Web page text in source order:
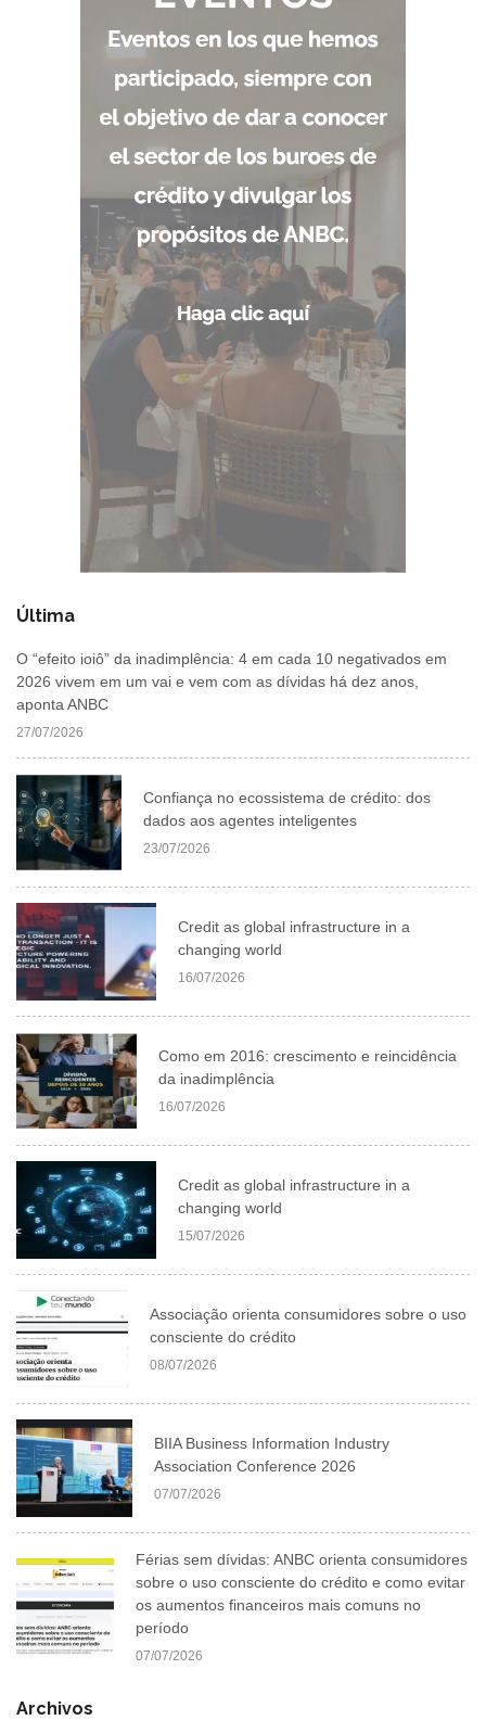
Última
O “efeito ioiô” da inadimplência: 4 em cada 10 negativados em
2026 vivem em um vai e vem com as dívidas há dez anos,
aponta ANBC
27/07/2026
Confiança no ecossistema de crédito: dos
dados aos agentes inteligentes
23/07/2026
Credit as global infrastructure in a
changing world
16/07/2026
Como em 2016: crescimento e reincidência
da inadimplência
16/07/2026
Credit as global infrastructure in a
changing world
15/07/2026
Associação orienta consumidores sobre o uso
consciente do crédito
08/07/2026
BIIA Business Information Industry
Association Conference 2026
07/07/2026
Férias sem dívidas: ANBC orienta consumidores
sobre o uso consciente do crédito e como evitar
os aumentos financeiros mais comuns no
período
07/07/2026
Archivos